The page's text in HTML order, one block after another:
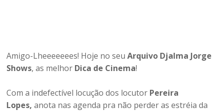
Amigo-Lheeeeeees! Hoje no seuArquivo Djalma Jorge
Shows, as melhor Dica de Cinema!
Com a indefectível locução dos locutor Pereira
Lopes, anota nas agenda pra não perder as estréia da